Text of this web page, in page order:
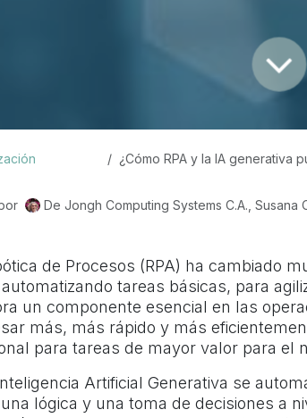
¿Cómo RPA y la IA generativa
De Jongh Computing Systems C.A., Susana
de Procesos (RPA) ha cambiado
tareas básicas, para
un componente esencial en las
más, más rápido y más
para tareas de mayor valor para el
Artificial Generativa se
lógica y una toma de decisiones a